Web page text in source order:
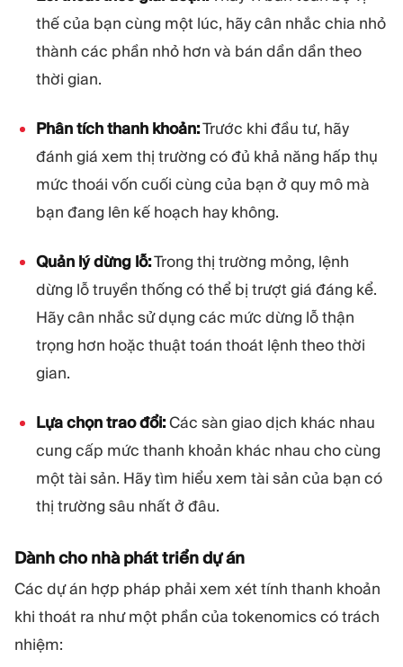
thế của bạn cùng một lúc, hãy cân nhắc chia nhỏ
thành các phần nhỏ hơn và bán dần dần theo
thời gian.
Phân tích thanh khoản:Trước khi đầu tư, hãy
đánh giá xem thị trường có đủ khả năng hấp thụ
mức thoái vốn cuối cùng của bạn ở quy mô mà
bạn đang lên kế hoạch hay không.
Quản lý dừng lỗ:Trong thị trường mỏng, lệnh
dừng lỗ truyền thống có thể bị trượt giá đáng kể.
Hãy cân nhắc sử dụng các mức dừng lỗ thận
trọng hơn hoặc thuật toán thoát lệnh theo thời
gian.
Lựa chọn trao đổi:Các sàn giao dịch khác nhau
cung cấp mức thanh khoản khác nhau cho cùng
một tài sản. Hãy tìm hiểu xem tài sản của bạn có
thị trường sâu nhất ở đâu.
Dành cho nhà phát triển dự án
Các dự án hợp pháp phải xem xét tính thanh khoản
khi thoát ra như một phần của tokenomics có trách
nhiệm: